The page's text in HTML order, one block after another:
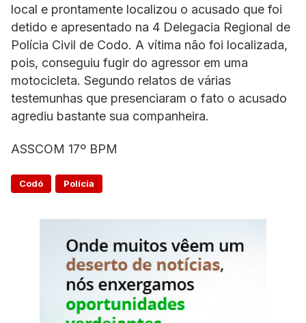
local e prontamente localizou o acusado que foi
detido e apresentado na 4 Delegacia Regional de
Polícia Civil de Codo. A vítima não foi localizada,
pois, conseguiu fugir do agressor em uma
motocicleta. Segundo relatos de várias
testemunhas que presenciaram o fato o acusado
agrediu bastante sua companheira.
ASSCOM 17º BPM
Codó Polícia